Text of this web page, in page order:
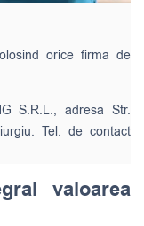
orice firma de
S.R.L., adresa Str.
Tel. de contact
valoarea